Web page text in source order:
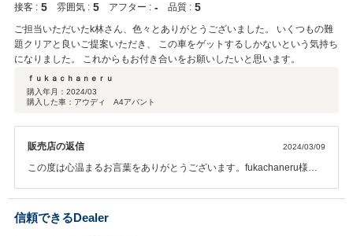
接客 : 5 雰囲気 : 5 アフター : ‐ 品質 : 5
ご担当いただいたk林さん、色々とありがとうございました。 いくつもの難
題クリアと良いご提案いただき、 この車をゲットするしかないという気持ち
になりました。 これからもお付き合いをお願いしたいと思います。
ｆｕｋａｃｈａｎｅｒｕ
購入年月： 2024/03
購入した車：アウディ A4アバント
販売店の返信 2024/03/09
この度は心温まるお言葉をありがとうございます。fukachaneru様の
え、fukachaneru様のお車選びをサポートできたことを大変光栄に思
います。fukachaneru様のご満足とすばらしいAudiライフを第一に、
これからも精一杯サポートさせていただきます。何かお困りのことが
信頼できるDealer